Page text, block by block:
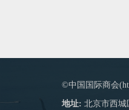
©中国国际商会
地址: 北京市西